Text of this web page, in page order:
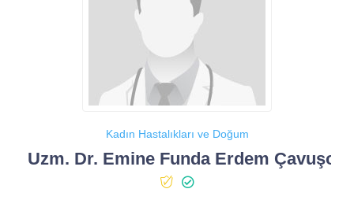
Kadın Hastalıkları ve Doğum
Uzm. Dr. Emine Funda Erdem